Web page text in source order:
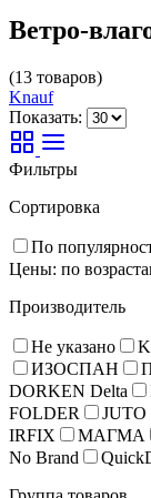
Ветро-
(13 товаров)
Knauf
Показать:
Фильтры
Сортировка
По
Цены: по
Производитель
Не указано
ИЗОСПАН
DORKEN Delta
FOLDER
JUTO
IRFIX
МАГМА
No Brand